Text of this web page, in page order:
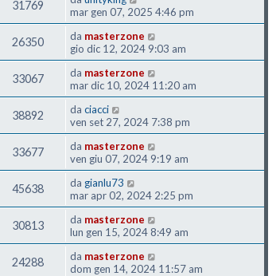
31769
mar gen 07, 2025 4:46 pm
26350 da masterzone
gio dic 12, 2024 9:03 am
33067 da masterzone
mar dic 10, 2024 11:20 am
38892 da ciacci
ven set 27, 2024 7:38 pm
33677 da masterzone
ven giu 07, 2024 9:19 am
45638 da gianlu73
mar apr 02, 2024 2:25 pm
30813 da masterzone
lun gen 15, 2024 8:49 am
24288 da masterzone
dom gen 14, 2024 11:57 am